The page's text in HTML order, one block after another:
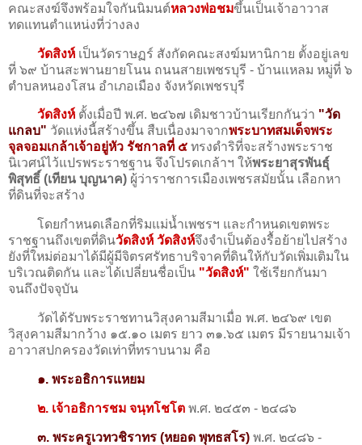
คณะสงฆ์จึงพร้อมใจกันนิมนต์หลวงพ่อชมขึ้นเป็นเจ้าอาวาส
ทดแทนตำแหน่งที่ว่างลง
วัดสิงห์ เป็นวัดราษฏร์ สังกัดคณะสงฆ์มหานิกาย ตั้งอยู่เลข
ที่ ๖๙ บ้านสะพานยายโนน ถนนสายเพชรบุรี - บ้านแหลม หมู่ที่ ๖
ตำบลหนองโสน อำเภอเมือง จังหวัดเพชรบุรี
วัดสิงห์ ตั้งเมื่อปี พ.ศ. ๒๔๖๗ เดิมชาวบ้านเรียกกันว่า "วัด
แกลบ" วัดแห่งนี้สร้างขึ้น สืบเนื่องมาจากพระบาทสมเด็จพระ
จุลจอมเกล้าเจ้าอยู่หัว รัชกาลที่ ๕ ทรงดําริที่จะสร้างพระราช
นิเวศน์ไว้แปรพระราชฐาน จึงโปรดเกล้าฯ ให้พระยาสุรพันธุ์
พิสุทธิ์ (เทียน บุญนาค) ผู้ว่าราชการเมืองเพชรสมัยนั้น เลือกหา
ที่ดินที่จะสร้าง
โดยกำหนดเลือกที่ริมแม่น้ำเพชรฯ และกำหนดเขตพระ
ราชฐานถึงเขตที่ดินวัดสิงห์ วัดสิงห์จึงจําเป็นต้องรื้อย้ายไปสร้าง
ยังที่ใหม่ต่อมาได้มีผู้มีจิตรศรัทธาบริจาคที่ดินให้กับวัดเพิ่มเติมใน
บริเวณติดกัน และได้เปลี่ยนชื่อเป็น "วัดสิงห์" ใช้เรียกกันมา
จนถึงปัจจุบัน
วัดได้รับพระราชทานวิสุงคามสีมาเมื่อ พ.ศ. ๒๔๖๙ เขต
วิสุงคามสีมากว้าง ๑๕.๑๐ เมตร ยาว ๓๑.๖๕ เมตร มีรายนามเจ้า
อาวาสปกครองวัดเท่าที่ทราบนาม คือ
๑. พระอธิการแหยม
๒. เจ้าอธิการชม จนฺทโชโต พ.ศ. ๒๔๕๓ - ๒๔๘๖
๓. พระครูเวทวชิราทร (หยอด พุทธสโร) พ.ศ. ๒๔๘๖ -